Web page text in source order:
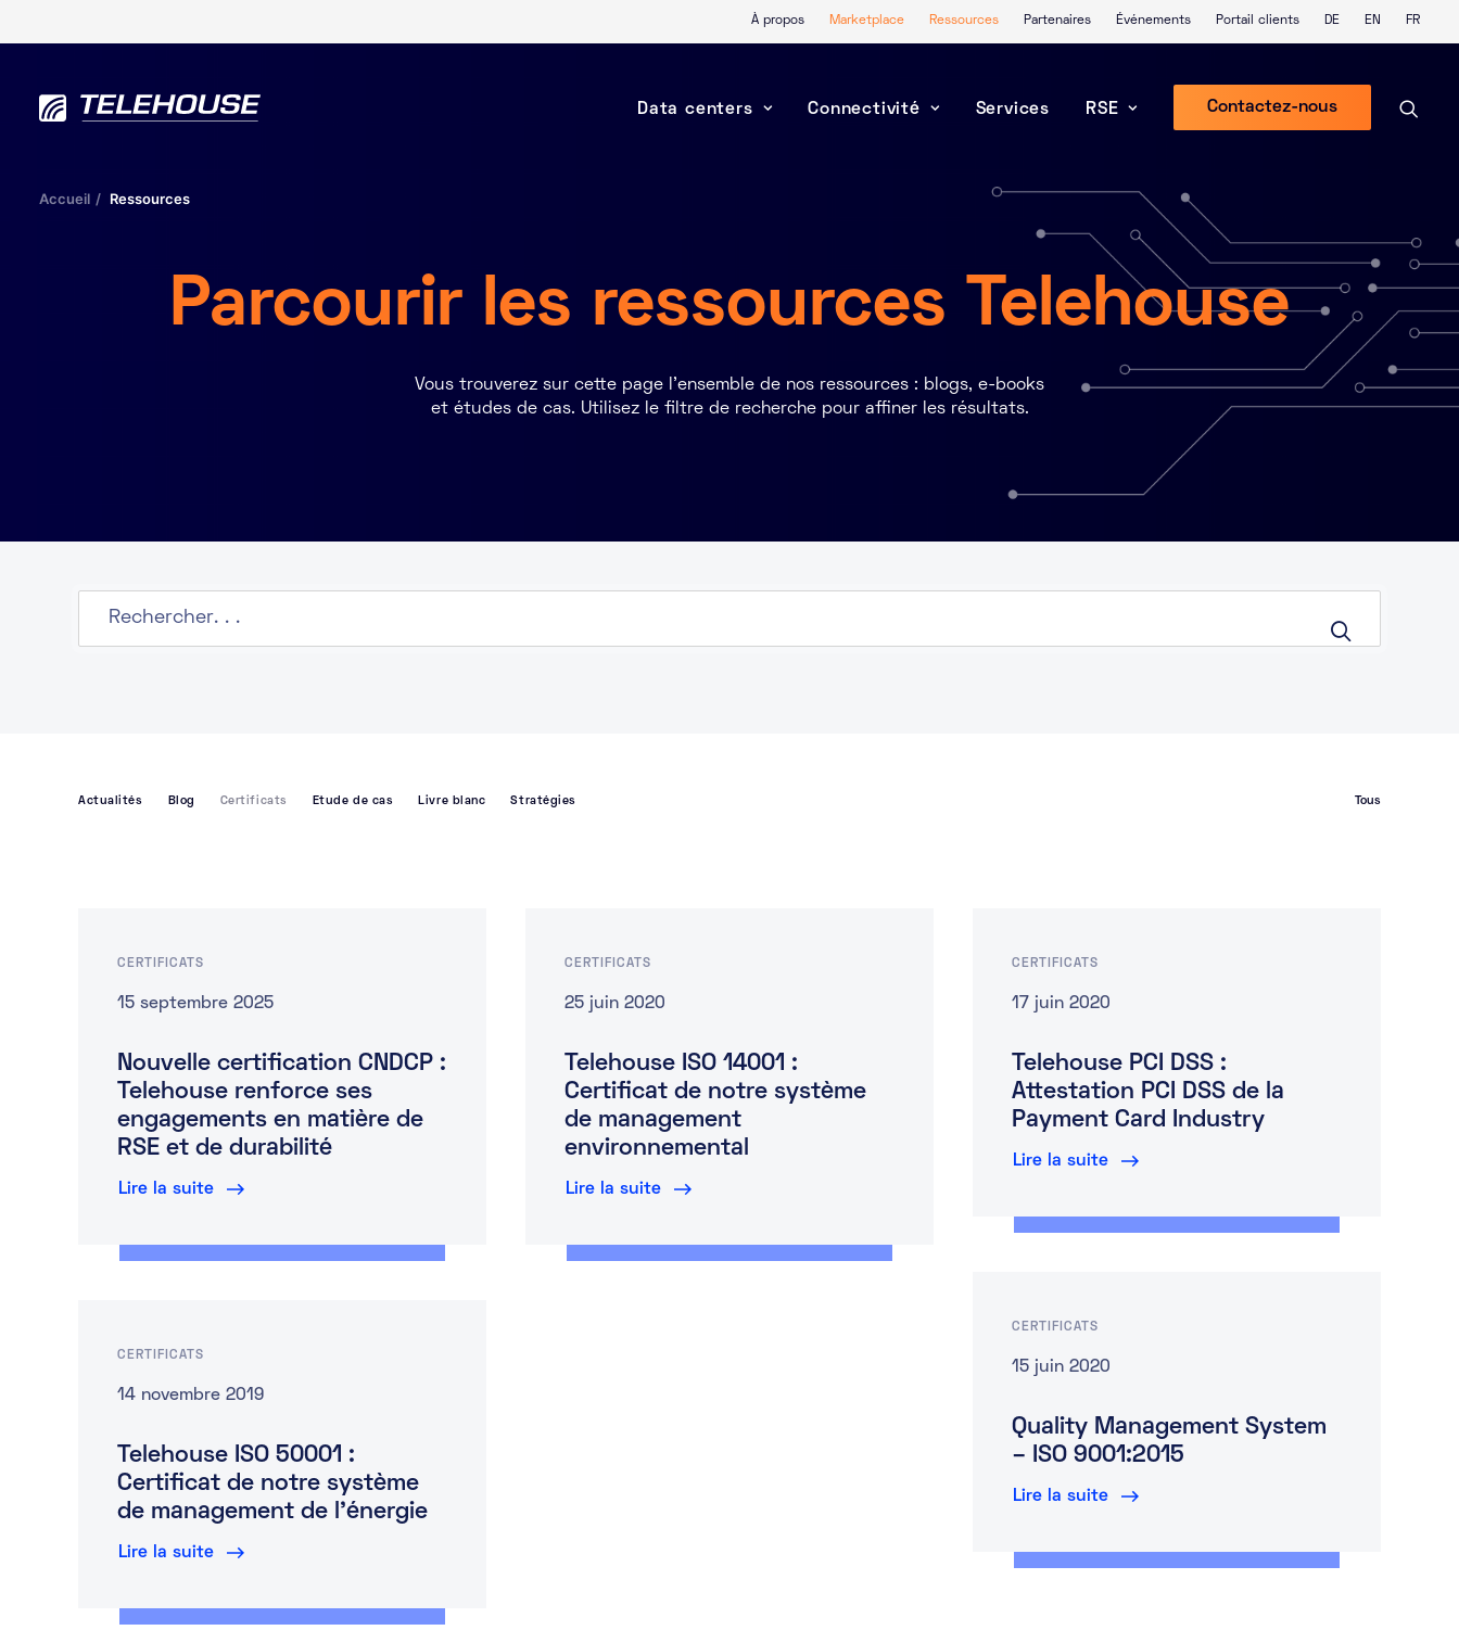
À propos Marketplace Ressources Partenaires Événements Portail clients DE EN FR
Data centers Connectivité Services RSE Contactez-nous
Accueil Ressources
Parcourir les ressources Telehouse
Vous trouverez sur cette page l’ensemble de nos ressources : blogs, e-books
et études de cas. Utilisez le filtre de recherche pour affiner les résultats.
Tous
Actualités Blog Certificats Etude de cas Livre blanc Stratégies
CERTIFICATS
15 septembre 2025
Nouvelle certification CNDCP :
Telehouse renforce ses
engagements en matière de
RSE et de durabilité
Lire la suite
CERTIFICATS
25 juin 2020
Telehouse ISO 14001 :
Certificat de notre système
de management
environnemental
Lire la suite
CERTIFICATS
17 juin 2020
Telehouse PCI DSS :
Attestation PCI DSS de la
Payment Card Industry
Lire la suite
CERTIFICATS
15 juin 2020
Quality Management System
– ISO 9001:2015
Lire la suite
CERTIFICATS
14 novembre 2019
Telehouse ISO 50001 :
Certificat de notre système
de management de l’énergie
Lire la suite